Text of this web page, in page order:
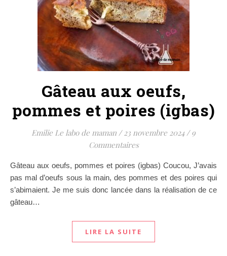
Gâteau aux oeufs,
pommes et poires (igbas)
Emilie Le labo de maman / 23 novembre 2024 / 9
Commentaires
Gâteau aux oeufs, pommes et poires (igbas) Coucou, J’avais
pas mal d’oeufs sous la main, des pommes et des poires qui
s’abimaient. Je me suis donc lancée dans la réalisation de ce
gâteau…
LIRE LA SUITE